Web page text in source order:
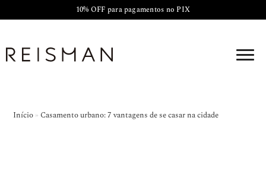
10% OFF para pagamentos no PIX
Início » Casamento urbano: 7 vantagens de se casar na cidade